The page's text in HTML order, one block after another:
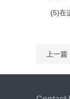
(5)在进
上一篇